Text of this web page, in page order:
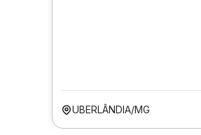
UBERLÂNDIA/MG